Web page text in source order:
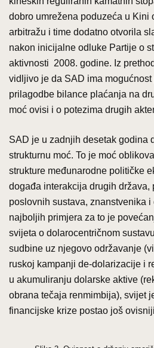
dobro umrežena poduzeća u Kini
arbitražu i time dodatno otvorila
nakon inicijalne odluke Partije o
aktivnosti 2008. godine. Iz
vidljivo je da SAD ima
prilagodbe bilance plaćanja na
moć ovisi i o potezima drugih
SAD je u zadnjih desetak godina
strukturnu moć. To je moć
strukture međunarodne političke
događa interakcija drugih država,
poslovnih sustava, znanstvenika i
najboljih primjera za to je
svijeta o dolarocentričnom
sudbine uz njegovo održavanje
ruskoj kampanji de-dolarizacije i
u akumuliranju dolarske aktive
obrana tečaja renmimbija), svijet
financijske krize postao još